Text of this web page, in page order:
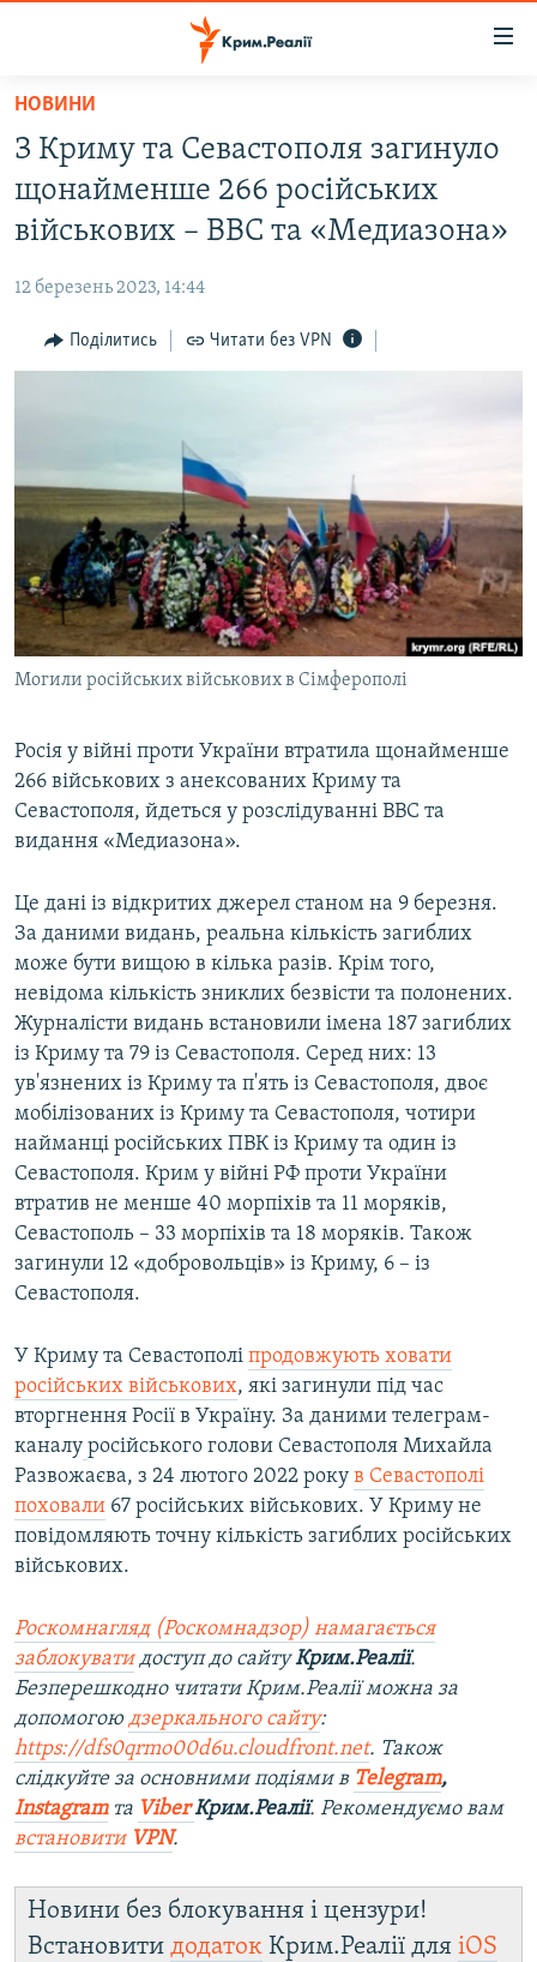
Перейти
основного
матеріалу
Перейти
до
основної
навігації
Перейти
до
ВОДА.КРИМ
ВІДЕО ТА ФОТО
БЛОГИ
ПОГЛЯД
ДЕПОРТАЦІЯ
ВІДЕОУРОКИ «ELIFBE»
СВІДЧЕННЯ ОКУПАЦІЇ
УКРАЇНСЬКА ПРОБЛЕМА КРИМУ
ІНФОГРАФІКА
ЯК ОБІЙТИ БЛОКУВАННЯ
Русский
Qırımtatar
ДОЛУЧАЙСЯ!
Усі сайти RFE/RL
НОВИНИ
З Криму та Севастополя загинуло
щонайменше 266 російських
військових – ВВС та «Медиазона»
12 березень 2023, 14:44
Поділитись Читати без VPN
Могили російських військових в Сімферополі
Росія у війні проти України втратила щонайменше
266 військових з анексованих Криму та
Севастополя, йдеться у розслідуванні ВВС та
видання «Медиазона».
Це дані із відкритих джерел станом на 9 березня.
За даними видань, реальна кількість загиблих
може бути вищою в кілька разів. Крім того,
невідома кількість зниклих безвісти та полонених.
Журналісти видань встановили імена 187 загиблих
із Криму та 79 із Севастополя. Серед них: 13
ув'язнених із Криму та п'ять із Севастополя, двоє
мобілізованих із Криму та Севастополя, чотири
найманці російських ПВК із Криму та один із
Севастополя. Крим у війні РФ проти України
втратив не менше 40 морпіхів та 11 моряків,
Севастополь – 33 морпіхів та 18 моряків. Також
загинули 12 «добровольців» із Криму, 6 – із
Севастополя.
У Криму та Севастополі продовжують ховати
російських військових, які загинули під час
вторгнення Росії в Україну. За даними телеграм-
каналу російського голови Севастополя Михайла
Развожаєва, з 24 лютого 2022 року в Севастополі
поховали 67 російських військових. У Криму не
повідомляють точну кількість загиблих російських
військових.
Роскомнагляд (Роскомнадзор) намагається
заблокуватидоступ до сайтуКрим.Реалії.
Безперешкодно читати Крим.Реалії можна за
допомогою дзеркального сайту:
https://dfs0qrmo00d6u.cloudfront.net. Також
слідкуйте за основними подіями в Telegram,
Instagramта ViberКрим.Реалії. Рекомендуємо вам
встановити VPN.
Новини без блокування і цензури!
Встановити додаток Крим.Реалії для iOS